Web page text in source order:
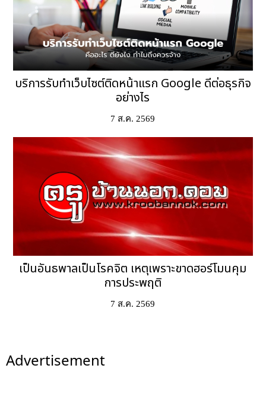
บริการรับทำเว็บไซต์ติดหน้าแรก Google ดีต่อธุรกิจ
อย่างไร
7 ส.ค. 2569
เป็นอันธพาลเป็นโรคจิต เหตุเพราะขาดฮอร์โมนคุม
การประพฤติ
7 ส.ค. 2569
Advertisement